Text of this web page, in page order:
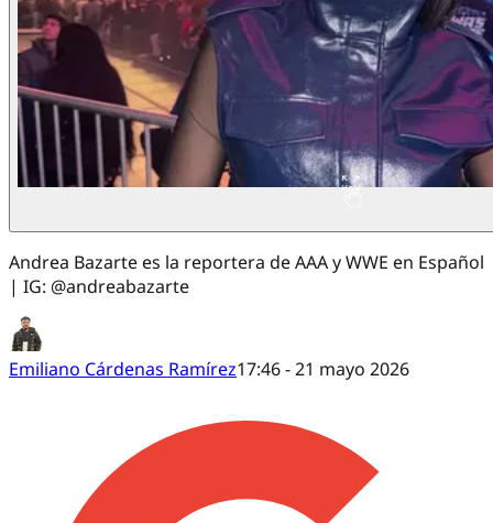
Andrea Bazarte es la reportera de AAA y WWE en Español
| IG: @andreabazarte
Emiliano Cárdenas Ramírez17:46 - 21 mayo 2026